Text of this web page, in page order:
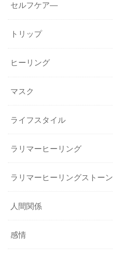
セルフケア―
トリップ
ヒーリング
マスク
ライフスタイル
ラリマーヒーリング
ラリマーヒーリングストーン
人間関係
感情